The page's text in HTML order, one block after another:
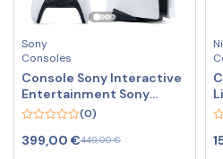
Sony
Consoles
Console Sony Interactive
Entertainment Sony
PlayStation 5 (Édition
Blu-Ray – Châssis C)
out
(0)
449,00€
399,00 €